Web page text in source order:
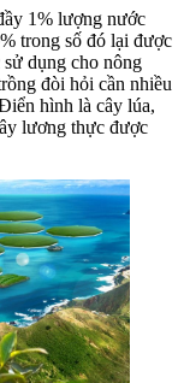
1% lượng nước
trong số đó lại được
dụng cho nông
đòi hỏi cần nhiều
hình là cây lúa,
lương thực được